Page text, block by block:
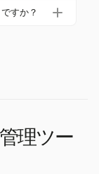
なっていま
実行、監
すか？
理ツー